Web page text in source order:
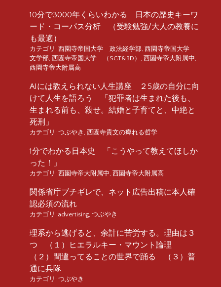
10分で3000年くらいわかる 日本の歴史キーワ
ード・コーパス分析 （受験勉強/大人の教養に
も最適）
カテゴリ: 西園寺帝国大学 政法経学部, 西園寺帝国大学
文学部, 西園寺帝国大学 （SGT&BD） , 西園寺帝大附属中,
西園寺帝大附属高
AIには教えられない人生講座 ２5歳の自分に向
けて人生を語ろう 「犯罪者は生まれた後も、
生まれる前も、殺せ。結婚と子育てと、中絶と
死刑」
カテゴリ: つぶやき , 西園寺貴文の痺れる哲学
1分でわかる日本史 「こうやって教えてほしか
った！」
カテゴリ: 西園寺帝大附属中, 西園寺帝大附属高
関係省庁ブチギレで、ネット広告出稿に本人確
認必須の流れ
カテゴリ: advertising, つぶやき
理系から逃げると、余計に苦労する。理由は３
つ （１）ヒエラルキー・マウント論理
（２）間違ってることの世界で踊る （３）普
通に兵隊
カテゴリ: つぶやき